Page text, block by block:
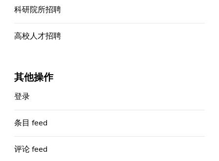
科研院所招聘
高校人才招聘
其他操作
登录
条目 feed
评论 feed